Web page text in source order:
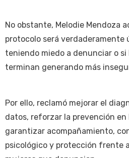
No obstante, Melodie Mendoza
protocolo será verdaderamente
teniendo miedo a denunciar o
terminan generando más
Por ello, reclamó mejorar el
datos, reforzar la prevención
garantizar acompañamiento,
psicológico y protección frente